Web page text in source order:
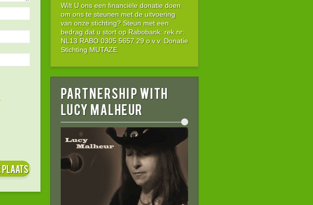
Wilt U ons een financiële donatie doen
om ons te steunen met de uitvoering
van onze stichting? Steun met een
bedrag dat u stort op Rabobank: rek nr:
NL13 RABO 0305 5657 29 o.v.v. Donatie
Stichting MUTAZE
Partnership with
LUCY MALHEUR